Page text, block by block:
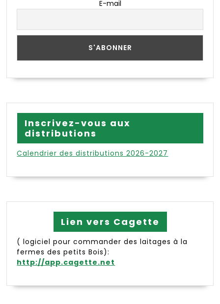
E-mail
Inscrivez-vous aux
distributions
Calendrier des distributions 2026-2027
Lien vers Cagette
( logiciel pour commander des laitages à la
fermes des petits Bois):
http://app.cagette.net